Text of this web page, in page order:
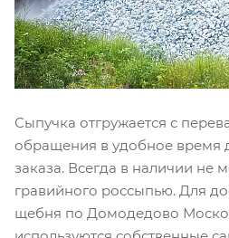
Сыпучка отгружается с
обращения в удобное время
заказа. Всегда в наличии не
гравийного россыпью. Для
щебня по Домодедово